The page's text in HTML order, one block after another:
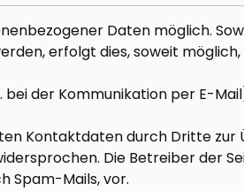
Daten möglich.
erfolgt dies, soweit
der Kommunikation per E-
Kontaktdaten durch Dritte
Die Betreiber der
Spam-Mails, vor.